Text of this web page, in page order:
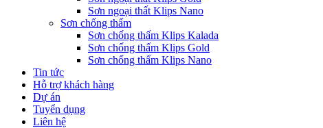
Sơn ngoại thất Klips Nano
Sơn chống thấm
Sơn chống thấm Klips Kalada
Sơn chống thấm Klips Gold
Sơn chống thấm Klips Nano
Tin tức
Hỗ trợ khách hàng
Dự án
Tuyển dụng
Liên hệ